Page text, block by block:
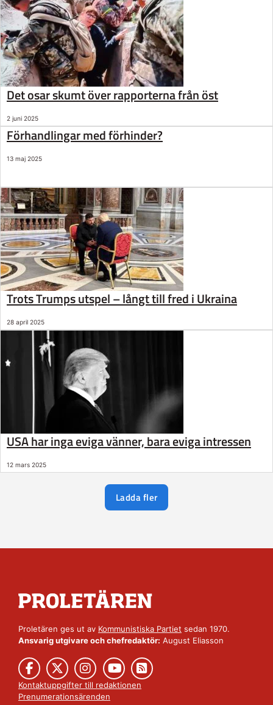
Det osar skumt över rapporterna från öst
2 juni 2025
Förhandlingar med förhinder?
13 maj 2025
Trots Trumps utspel – långt till fred i Ukraina
28 april 2025
USA har inga eviga vänner, bara eviga intressen
12 mars 2025
Ladda fler
Proletären ges ut av Kommunistiska Partiet sedan 1970.
Ansvarig utgivare och chefredaktör: August Eliasson
Kontaktuppgifter till redaktionen
Prenumerationsärenden